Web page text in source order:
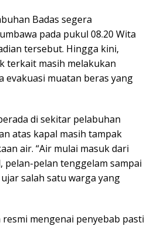
Badas segera
pada pukul 08.20 Wita
tersebut. Hingga kini,
terkait masih melakukan
evakuasi muatan beras yang
di sekitar pelabuhan
atas kapal masih tampak
air. “Air mulai masuk dari
pelan-pelan tenggelam sampai
salah satu warga yang
mengenai penyebab pasti